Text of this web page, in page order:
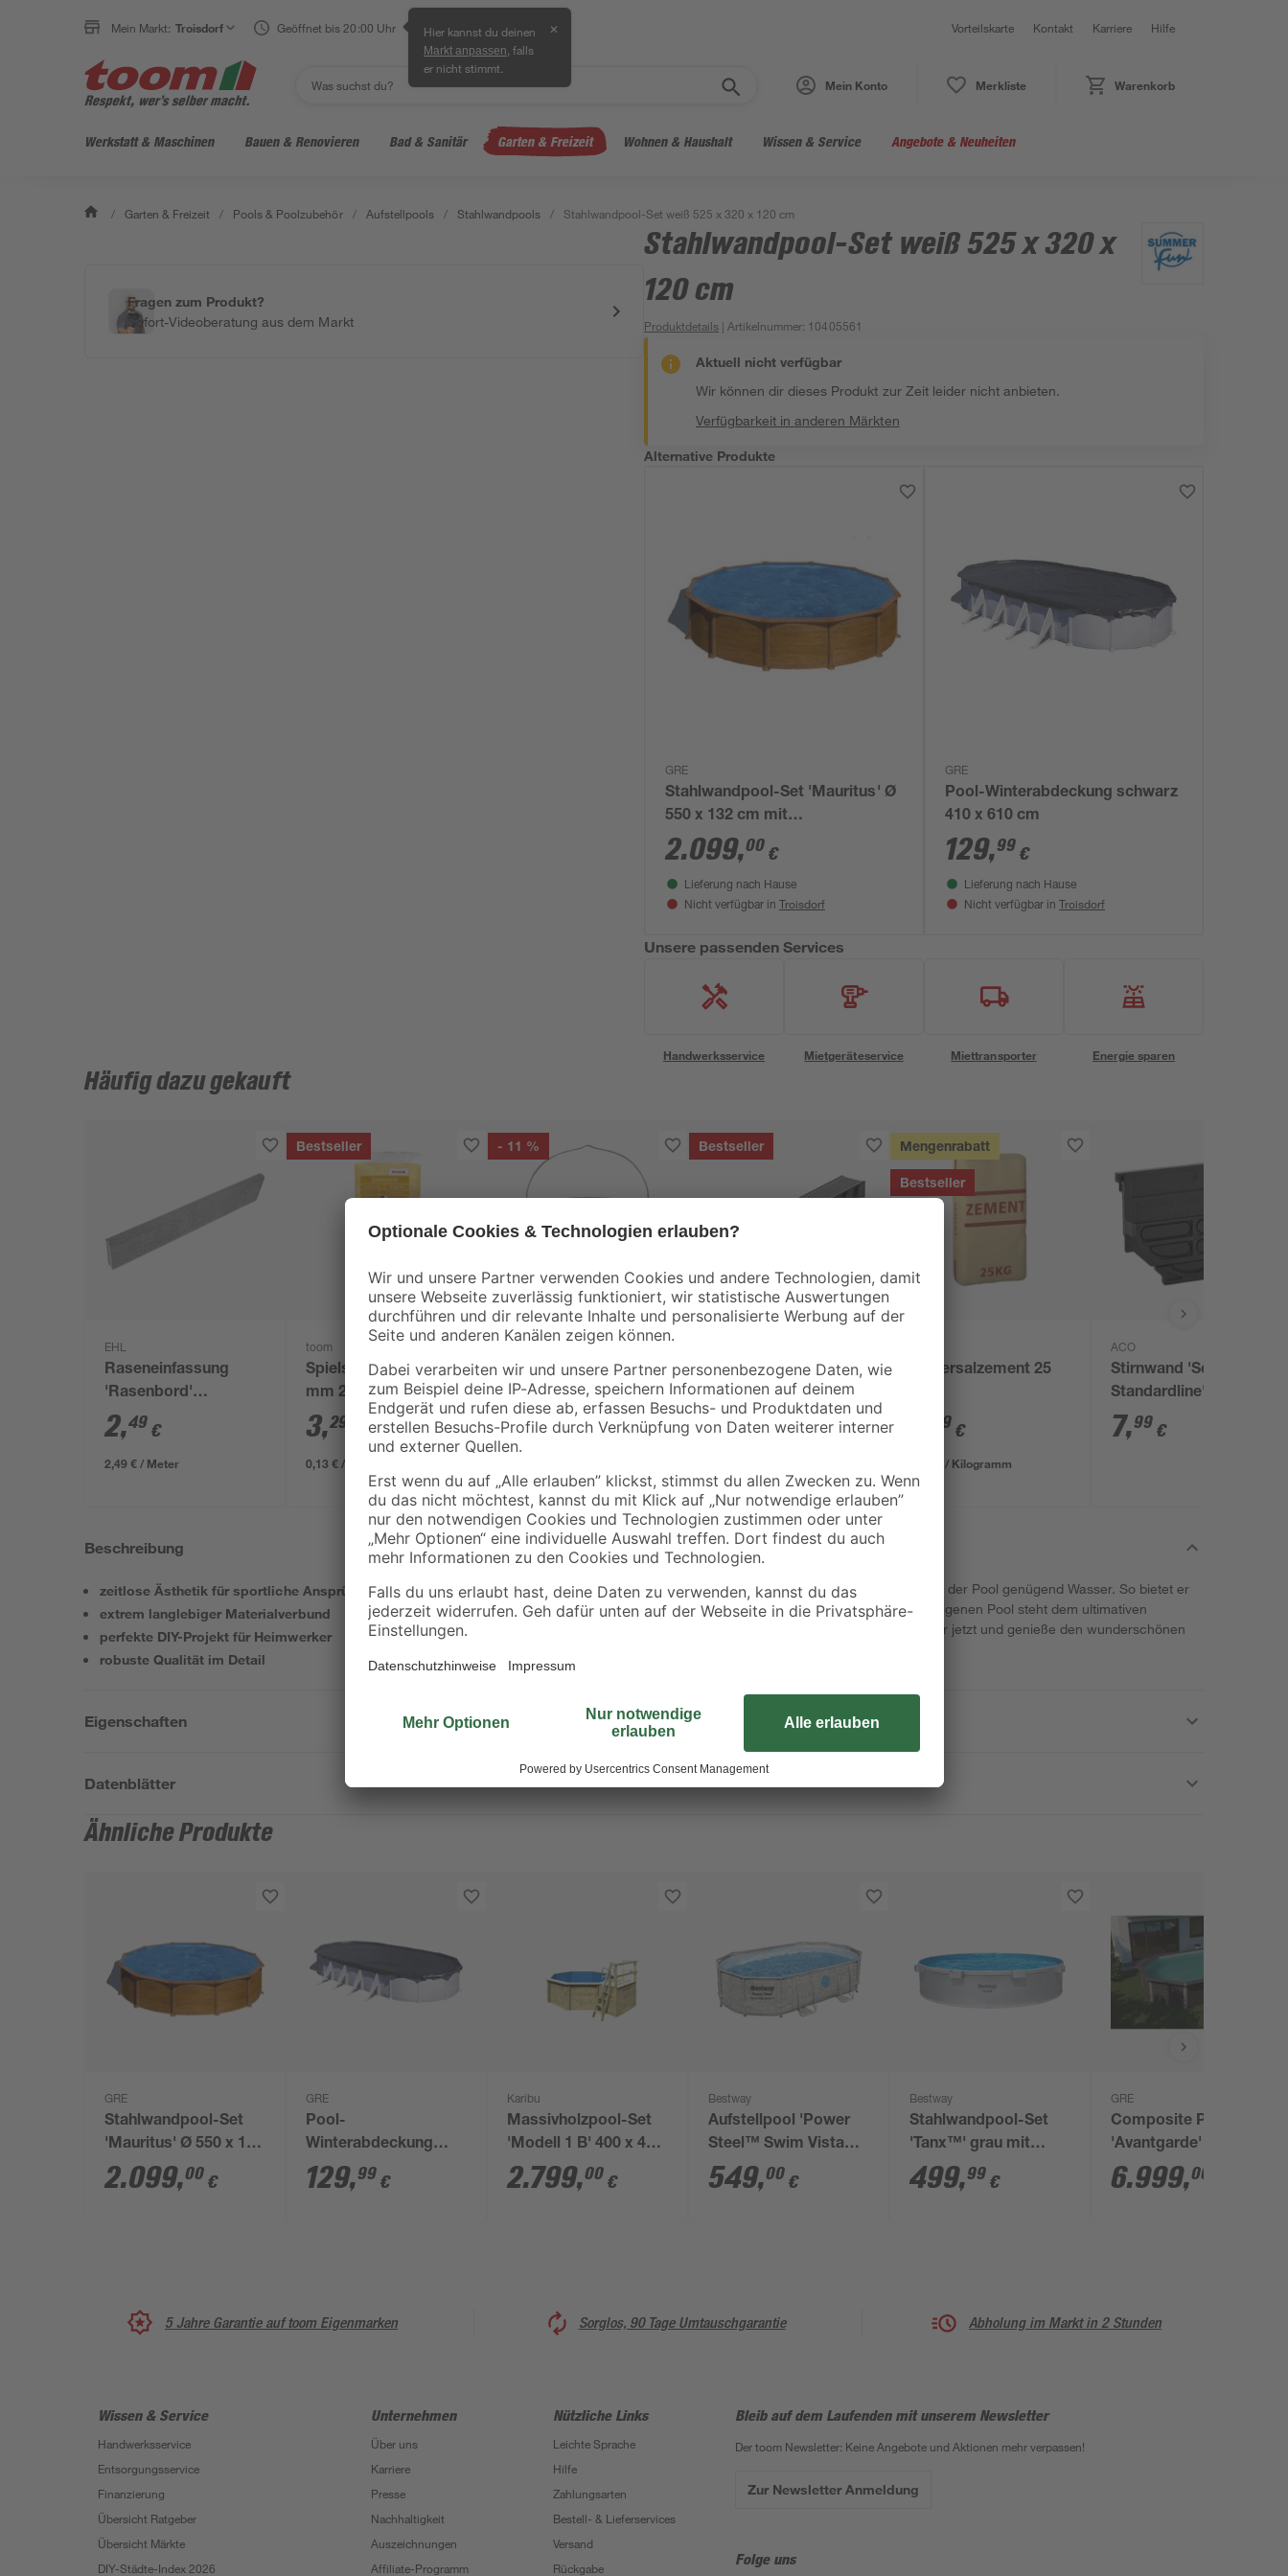
Mein Markt: Troisdorf Geöffnet bis 20:00 Uhr Hier kannst du deinen
Markt anpassen , falls
er nicht stimmt.
✕ Vorteilskarte Kontakt Karriere Hilfe
Mein Konto Merkliste Warenkorb
Werkstatt & Maschinen Bauen & Renovieren Bad & Sanitär Garten & Freizeit Wohnen & Haushalt Wissen & Service Angebote & Neuheiten
/ Garten & Freizeit / Pools & Poolzubehör / Aufstellpools / Stahlwandpools / Stahlwandpool-Set weiß 525 x 320 x 120 cm
Fragen zum Produkt?
Sofort-Videoberatung aus dem Markt
Stahlwandpool-Set weiß 525 x 320 x
120 cm
Produktdetails | Artikelnummer: 10405561
Aktuell nicht verfügbar
Wir können dir dieses Produkt zur Zeit leider nicht anbieten.
Verfügbarkeit in anderen Märkten
Alternative Produkte
GRE
Stahlwandpool-Set 'Mauritus' Ø
550 x 132 cm mit
Sicherheitsleiter und
Sandfilteranlage
2.099,00 €
Lieferung nach Hause
Nicht verfügbar in Troisdorf
GRE
Pool-Winterabdeckung schwarz
410 x 610 cm
129,99 €
Lieferung nach Hause
Nicht verfügbar in Troisdorf
Unsere passenden Services
Handwerksservice Mietgeräteservice Miettransporter Energie sparen
Häufig dazu gekauft
EHL
Raseneinfassung
'Rasenbord'
beidseitig abgerundet
5 x 25 x 100 cm grau
2,49 €
2,49 € / Meter
Bestseller
toom
Spielsand beige 0-2
mm 25 kg
3,29
0,13 € / Kilogramm
- 11 %
Baueimer 12 l
1,49 € 1,69 €
Bestseller
Kunststoffrinne mit
Stegrost 'Hexaline'
12,9 x 100 x 8,1 cm
17,99€
Mengenrabatt
Bestseller
Universalzement 25
29 €
0,21 € / Kilogramm
ACO
Stirnwand 'Self
Standardline'
7,99 €
Beschreibung
zeitlose Ästhetik für sportliche Ansprüche
extrem langlebiger Materialverbund
perfekte DIY-Projekt für Heimwerker
robuste Qualität im Detail
Durch seine Maße von 525 x 320 x 120 cm fasst der Pool genügend Wasser. So bietet er
dir Platz für entspannende Stunden. Mit einem eigenen Pool steht dem ultimativen
Badevergnügen nichts mehr im Wege! Hol ihn dir jetzt und genieße den wunderschönen
Eigenschaften
Datenblätter
Ähnliche Produkte
GRE
Stahlwandpool-Set
'Mauritus' Ø 550 x 132
cm mit
Sicherheitsleiter und
2.099,00 €
GRE
Pool-
Winterabdeckung
schwarz 410 x 610 cm
129,99 €
Karibu
Massivholzpool-Set
'Modell 1 B' 400 x 400
x 124 cm mit
Sonnendeck und
2.799,00 €
Bestway
Aufstellpool 'Power
Steel™ Swim Vista
Series™' Komplett-
Set mit
549,00 €
Bestway
Stahlwandpool-Set
'Tanx™' grau mit
Filterpumpe Ø 305 x
61 cm
499,99 €
GRE
Composite Pool-Set
'Avantgarde' grau
oval 520 × 386 ×
124 cm
6.999,00
5 Jahre Garantie auf toom Eigenmarken Sorglos, 90 Tage Umtauschgarantie Abholung im Markt in 2 Stunden
Wissen & Service
Handwerksservice
Entsorgungsservice
Finanzierung
Übersicht Ratgeber
Übersicht Märkte
DIY-Städte-Index 2026
Unternehmen
Über uns
Karriere
Presse
Nachhaltigkeit
Auszeichnungen
Affiliate-Programm
Nützliche Links
Leichte Sprache
Hilfe
Zahlungsarten
Bestell- & Lieferservices
Versand
Rückgabe
Bleib auf dem Laufenden mit unserem Newsletter
Der toom Newsletter: Keine Angebote und Aktionen mehr verpassen!
Zur Newsletter Anmeldung
Folge uns